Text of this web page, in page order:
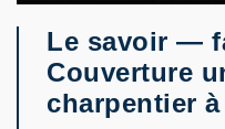
Le savoir —
Couverture
charpentier